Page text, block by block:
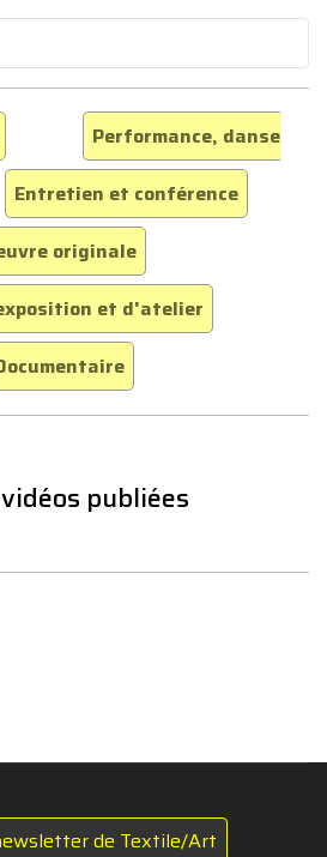
Performance, danse
Entretien et conférence
originale
et d'atelier
publiées
de Textile/Art